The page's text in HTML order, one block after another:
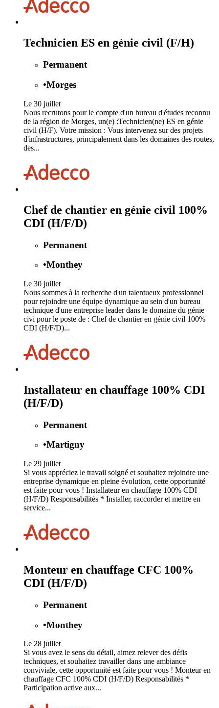
Technicien ES en génie civil (F/H)
Permanent
•Morges
Le 30 juillet
Nous recrutons pour le compte d'un bureau d'études reconnu
de la région de Morges, un(e) :Technicien(ne) ES en génie
civil (H/F). Votre mission : Vous intervenez sur des projets
d'infrastructures, principalement dans les domaines des routes,
des...
Chef de chantier en génie civil 100%
CDI (H/F/D)
Permanent
•Monthey
Le 30 juillet
Nous sommes à la recherche d'un talentueux professionnel
pour rejoindre une équipe dynamique au sein d'un bureau
technique d'une entreprise leader dans le domaine du génie
civi pour le poste de : Chef de chantier en génie civil 100%
CDI (H/F/D)...
Installateur en chauffage 100% CDI
(H/F/D)
Permanent
•Martigny
Le 29 juillet
Si vous appréciez le travail soigné et souhaitez rejoindre une
entreprise dynamique en pleine évolution, cette opportunité
est faite pour vous ! Installateur en chauffage 100% CDI
(H/F/D) Responsabilités * Installer, raccorder et mettre en
service...
Monteur en chauffage CFC 100%
CDI (H/F/D)
Permanent
•Monthey
Le 28 juillet
Si vous avez le sens du détail, aimez relever des défis
techniques, et souhaitez travailler dans une ambiance
conviviale, cette opportunité est faite pour vous ! Monteur en
chauffage CFC 100% CDI (H/F/D) Responsabilités *
Participation active aux...